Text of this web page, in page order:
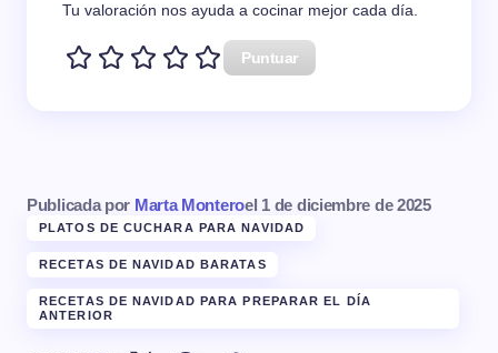
Tu valoración nos ayuda a cocinar mejor cada día.
Puntuar
Publicada por Marta Monteroel 1 de diciembre de 2025
PLATOS DE CUCHARA PARA NAVIDAD
RECETAS DE NAVIDAD BARATAS
RECETAS DE NAVIDAD PARA PREPARAR EL DÍA
ANTERIOR